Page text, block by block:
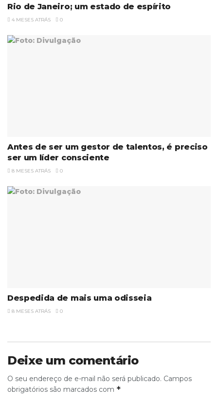
Rio de Janeiro; um estado de espírito
4 MESES ATRÁS 0
Antes de ser um gestor de talentos, é preciso
ser um líder consciente
8 MESES ATRÁS 0
Despedida de mais uma odisseia
8 MESES ATRÁS 0
Deixe um comentário
O seu endereço de e-mail não será publicado. Campos
obrigatórios são marcados com *